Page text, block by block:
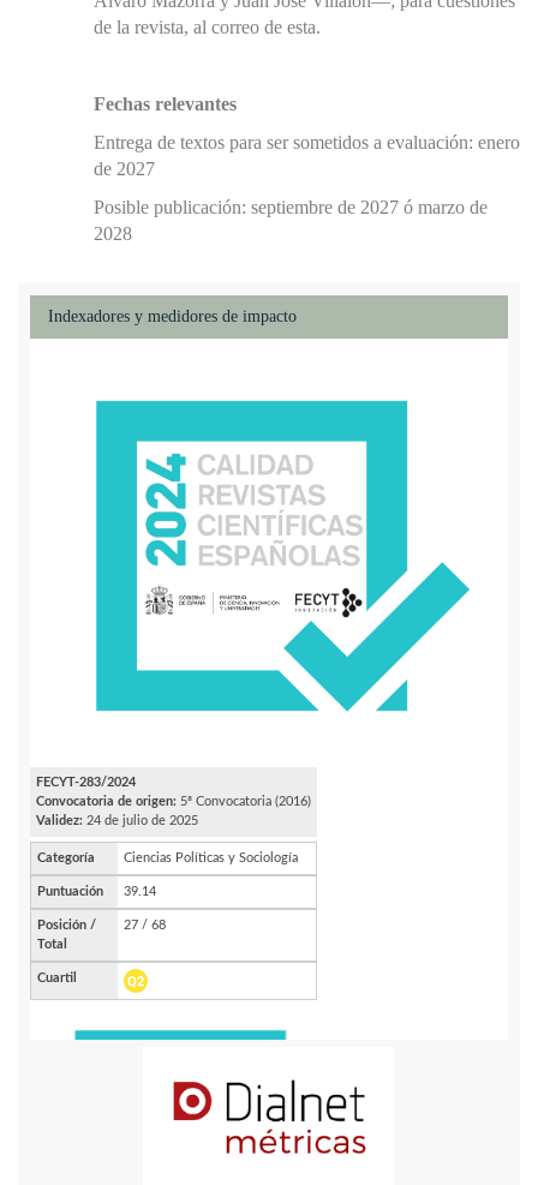
de la revista, al correo de esta.
Fechas relevantes
Entrega de textos para ser sometidos a evaluación: enero
de 2027
Posible publicación: septiembre de 2027 ó marzo de
2028
Indexadores y medidores de impacto